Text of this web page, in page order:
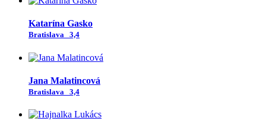
Katarína Gasko
Bratislava 3,4
Jana Malatincová
Bratislava 3,4